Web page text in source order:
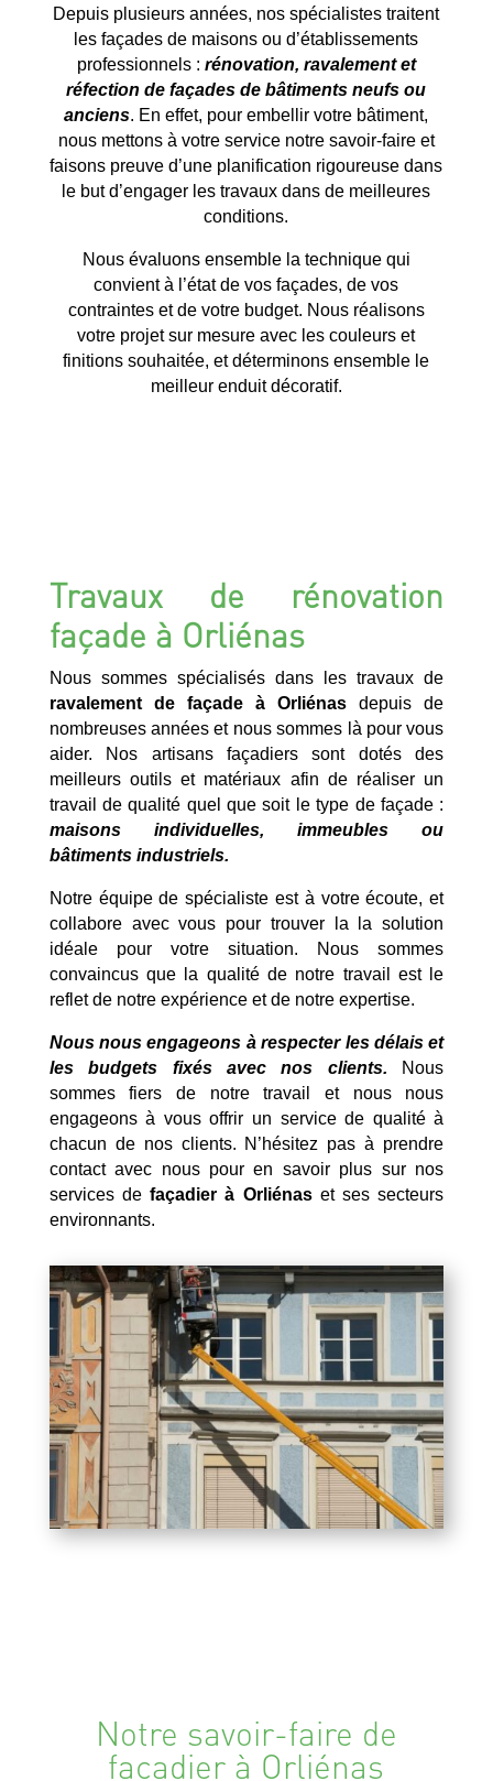
Depuis plusieurs années, nos spécialistes traitent
les façades de maisons ou d’établissements
professionnels : rénovation, ravalement et
réfection de façades de bâtiments neufs ou
anciens. En effet, pour embellir votre bâtiment,
nous mettons à votre service notre savoir-faire et
faisons preuve d’une planification rigoureuse dans
le but d’engager les travaux dans de meilleures
conditions.
Nous évaluons ensemble la technique qui
convient à l’état de vos façades, de vos
contraintes et de votre budget. Nous réalisons
votre projet sur mesure avec les couleurs et
finitions souhaitée, et déterminons ensemble le
meilleur enduit décoratif.
Travaux de rénovation
façade à Orliénas
Nous sommes spécialisés dans les travaux de
ravalement de façade à Orliénas depuis de
nombreuses années et nous sommes là pour vous
aider. Nos artisans façadiers sont dotés des
meilleurs outils et matériaux afin de réaliser un
travail de qualité quel que soit le type de façade :
maisons individuelles, immeubles ou
bâtiments industriels.
Notre équipe de spécialiste est à votre écoute, et
collabore avec vous pour trouver la la solution
idéale pour votre situation. Nous sommes
convaincus que la qualité de notre travail est le
reflet de notre expérience et de notre expertise.
Nous nous engageons à respecter les délais et
les budgets fixés avec nos clients. Nous
sommes fiers de notre travail et nous nous
engageons à vous offrir un service de qualité à
chacun de nos clients. N’hésitez pas à prendre
contact avec nous pour en savoir plus sur nos
services defaçadier à Orliénaset ses secteurs
environnants.
Notre savoir-faire de
façadier à Orliénas